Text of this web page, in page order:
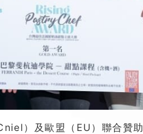
）及歐盟（EU）聯合贊助